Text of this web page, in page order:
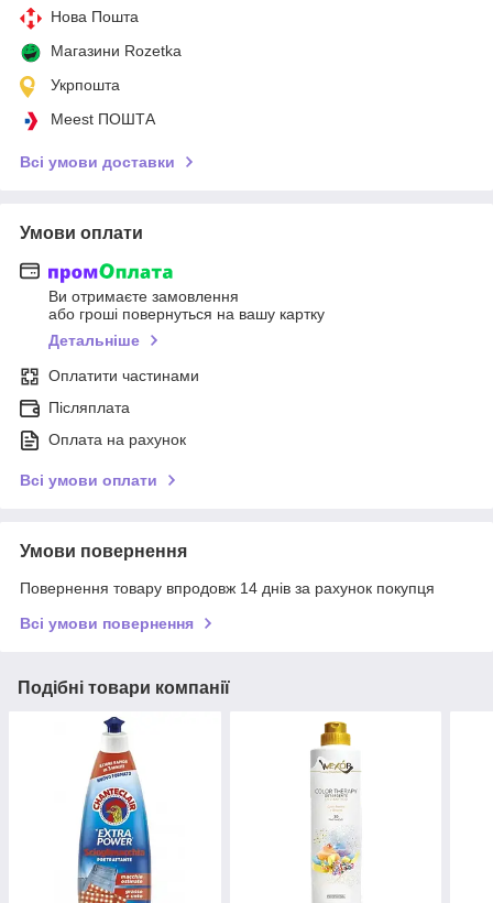
Нова Пошта
Магазини Rozetka
Укрпошта
Meest ПОШТА
Всі умови доставки
Умови оплати
Ви отримаєте замовлення
або гроші повернуться на вашу картку
Детальніше
Оплатити частинами
Післяплата
Оплата на рахунок
Всі умови оплати
Умови повернення
Повернення товару впродовж 14 днів за рахунок покупця
Всі умови повернення
Подібні товари компанії